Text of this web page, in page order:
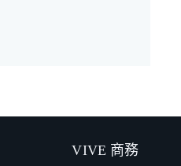
VIVE 商務